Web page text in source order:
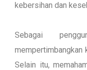
kebersihan dan
Sebagai
mempertimbangkan
Selain itu,